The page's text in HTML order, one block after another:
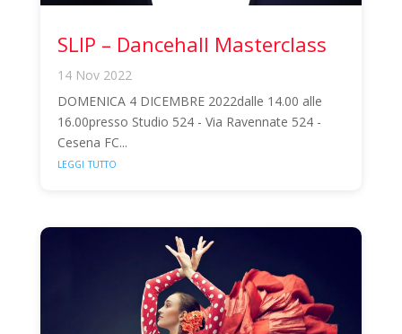
SLIP – Dancehall Masterclass
14 Nov 2022
DOMENICA 4 DICEMBRE 2022dalle 14.00 alle
16.00presso Studio 524 - Via Ravennate 524 -
Cesena FC...
leggi tutto